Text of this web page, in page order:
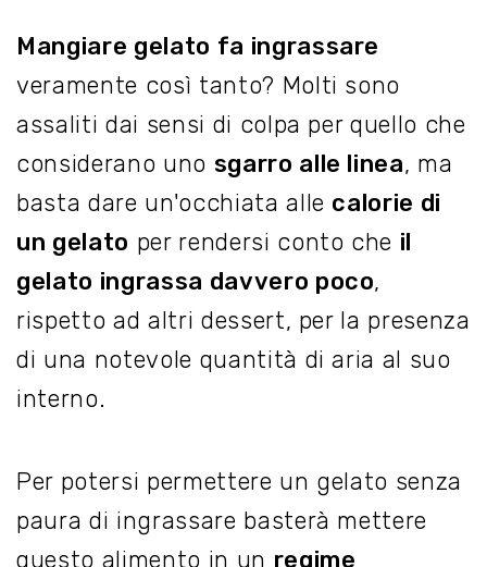
Mangiare gelato fa ingrassare
veramente così tanto? Molti sono
assaliti dai sensi di colpa per quello che
considerano uno sgarro alle linea, ma
basta dare un'occhiata alle calorie di
un gelato per rendersi conto che il
gelato ingrassa davvero poco,
rispetto ad altri dessert, per la presenza
di una notevole quantità di aria al suo
interno.
Per potersi permettere un gelato senza
paura di ingrassare basterà mettere
questo alimento in un regime